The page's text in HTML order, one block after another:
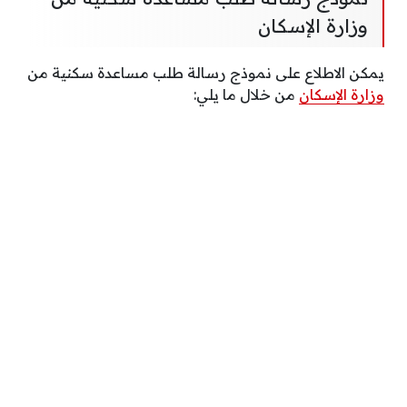
وزارة الإسكان
يمكن الاطلاع على نموذج رسالة طلب مساعدة سكنية من
وزارة الإسكان من خلال ما يلي: